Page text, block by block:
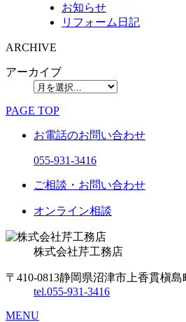
お知らせ
リフォーム日記
ARCHIVE
アーカイブ
PAGE TOP
お電話のお問い合わせ
055-931-3416
ご相談・お問い合わせ
オンライン相談
株式会社芹工務店
〒410-0813静岡県沼津市上香貫槇島
tel.055-931-3416
MENU